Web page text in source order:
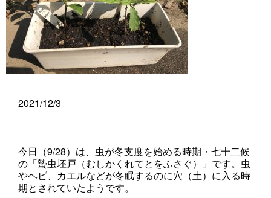
2021/12/3
今日（9/28）は、虫が冬支度を始める時期・七十二候
の「蟄虫坯戸（むしかくれてとをふさぐ）」です。虫
やヘビ、カエルなどが冬眠するのに穴（土）に入る時
期とされていたようです。